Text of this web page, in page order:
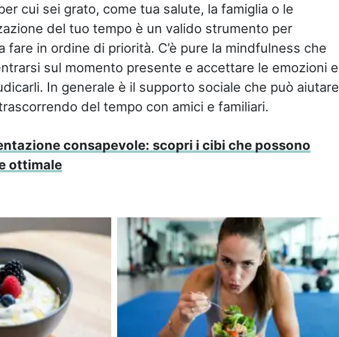
cui sei grato, come tua salute, la famiglia o le
del tuo tempo è un valido strumento per
fare in ordine di priorità. C’è pure la mindfulness che
sul momento presente e accettare le emozioni e
In generale è il supporto sociale che può aiutare
del tempo con amici e familiari.
consapevole: scopri i cibi che possono
ottimale